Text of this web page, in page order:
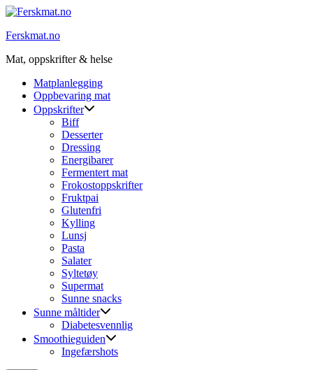
Skip
content
Ferskmat.no
Mat, oppskrifter & helse
Matplanlegging
Oppbevaring mat
Oppskrifter
Biff
Desserter
Dressing
Energibarer
Fermentert mat
Frokostoppskrifter
Fruktpai
Glutenfri
Kylling
Lunsj
Pasta
Salater
Syltetøy
Supermat
Sunne snacks
Sunne måltider
Diabetesvennlig
Smoothieguiden
Ingefærshots